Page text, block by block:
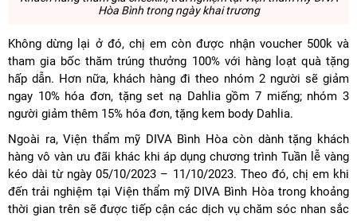
Hòa Bình trong ngày khai trương
Không dừng lại ở đó, chị em còn được nhận voucher 500k và
tham gia bốc thăm trúng thưởng 100% với hàng loạt quà tặng
hấp dẫn. Hơn nữa, khách hàng đi theo nhóm 2 người sẽ giảm
ngay 10% hóa đơn, tặng set nạ Dahlia gồm 7 miếng; nhóm 3
người giảm thêm 15% hóa đơn, tặng kem body Dahlia.
Ngoài ra, Viện thẩm mỹ DIVA Bình Hòa còn dành tặng khách
hàng vô vàn ưu đãi khác khi áp dụng chương trình Tuần lễ vàng
kéo dài từ ngày 05/10/2023 – 11/10/2023. Theo đó, chị em khi
đến trải nghiệm tại Viện thẩm mỹ DIVA Bình Hòa trong khoảng
thời gian trên sẽ được tiếp cận các dịch vụ chăm sóc nhan sắc